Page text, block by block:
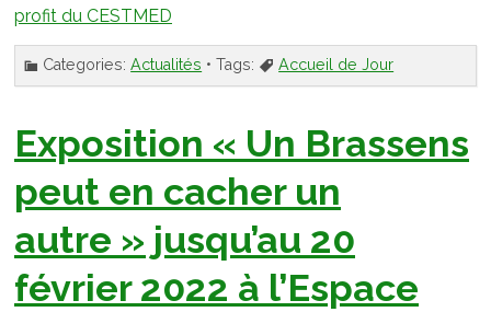
profit du CESTMED
Categories:Actualités • Tags: Accueil de Jour
Exposition « Un Brassens
peut en cacher un
autre » jusqu’au 20
février 2022 à l’Espace